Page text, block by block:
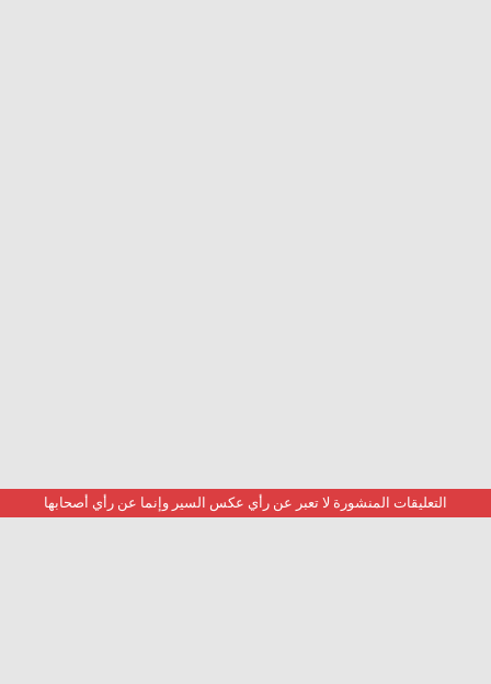
التعليقات المنشورة لا تعبر عن رأي عكس السير وإنما عن رأي أصحابها